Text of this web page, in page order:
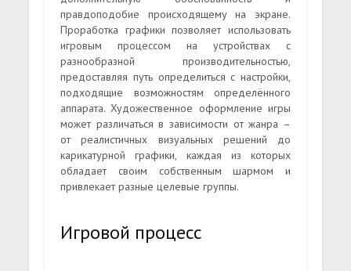
правдоподобие происходящему на экране.
Проработка графики позволяет использовать
игровым процессом на устройствах с
разнообразной производительностью,
предоставляя путь определиться с настройки,
подходящие возможностям определённого
аппарата. Художественное оформление игры
может различаться в зависимости от жанра –
от реалистичных визуальных решений до
карикатурной графики, каждая из которых
обладает своим собственным шармом и
привлекает разные целевые группы.
Игровой процесс